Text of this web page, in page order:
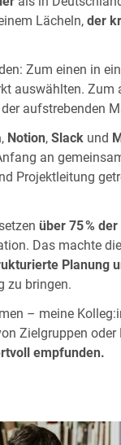
Lächeln, der
Zum einen in
auswählten. Zum
aufstrebenden
, Notion, Slack und
an
Projektleitung
über 75 %
Das machte
Planung
zu bringen.
– meine
Zielgruppen
empfunden.